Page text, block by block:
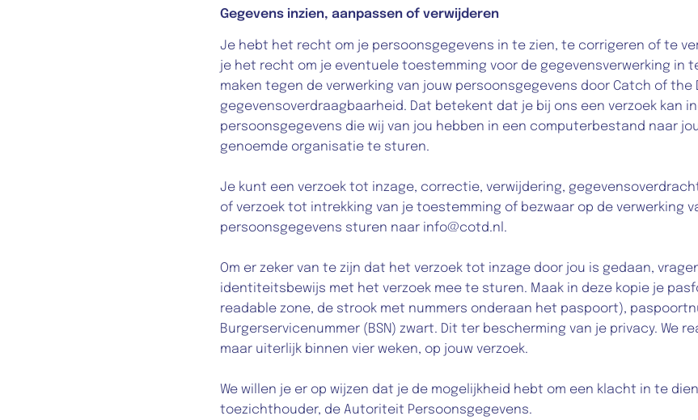
Gegevens inzien, aanpassen of verwijderen
Je hebt het recht om je persoonsgegevens in te zien, te corrigeren of te
je het recht om je eventuele toestemming voor de gegevensverwerking in
maken tegen de verwerking van jouw persoonsgegevens door Catch of the
gegevensoverdraagbaarheid. Dat betekent dat je bij ons een verzoek kan
persoonsgegevens die wij van jou hebben in een computerbestand naar
genoemde organisatie te sturen.
Je kunt een verzoek tot inzage, correctie, verwijdering,
of verzoek tot intrekking van je toestemming of bezwaar op de verwerking
persoonsgegevens sturen naar info@cotd.nl.
Om er zeker van te zijn dat het verzoek tot inzage door jou is gedaan,
identiteitsbewijs met het verzoek mee te sturen. Maak in deze kopie je
readable zone, de strook met nummers onderaan het paspoort),
Burgerservicenummer (BSN) zwart. Dit ter bescherming van je privacy. We
maar uiterlijk binnen vier weken, op jouw verzoek.
We willen je er op wijzen dat je de mogelijkheid hebt om een klacht in te
toezichthouder, de Autoriteit Persoonsgegevens.